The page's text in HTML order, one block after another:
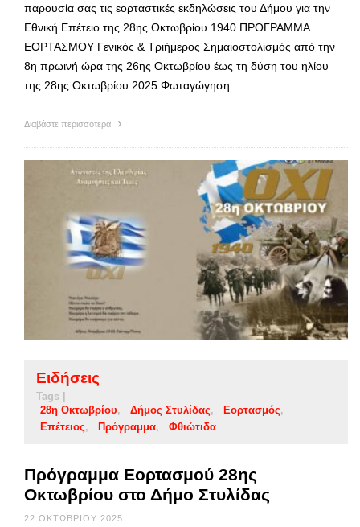
παρουσία σας τις εορταστικές εκδηλώσεις του Δήμου για την
Εθνική Επέτειο της 28ης Οκτωβρίου 1940 ΠΡΟΓΡΑΜΜΑ
ΕΟΡΤΑΣΜΟΥ Γενικός & Τριήμερος Σημαιοστολισμός από την
8η πρωινή ώρα της 26ης Οκτωβρίου έως τη δύση του ηλίου
της 28ης Οκτωβρίου 2025 Φωταγώγηση …
Διαβάστε περισσότερα
Ειδήσεις
Tags |
28η Οκτωβρίου
Δήμος Στυλίδας
Εορτασμός
Επέτειος
Πρόγραμμα Φθιώτιδα
Πρόγραμμα Εορτασμού 28ης
Οκτωβρίου στο Δήμο Στυλίδας
22 ΟΚΤΩΒΡΊΟΥ 2025